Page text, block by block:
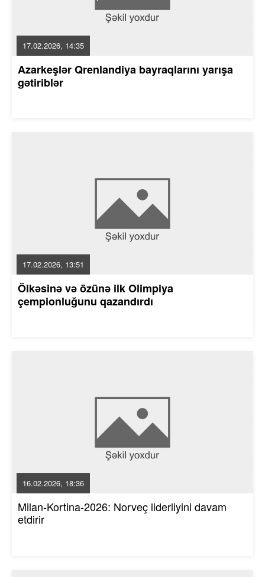
17.02.2026, 14:35
Azarkeşlər Qrenlandiya bayraqlarını yarışa
gətiriblər
17.02.2026, 13:51
Ölkəsinə və özünə ilk Olimpiya
çempionluğunu qazandırdı
16.02.2026, 18:36
Milan-Kortina-2026: Norveç liderliyini davam
etdirir